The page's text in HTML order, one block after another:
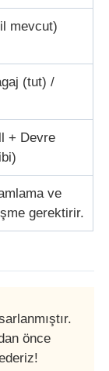
mevcut)
(tut) /
+ Devre
ve
gerektirir.
önce